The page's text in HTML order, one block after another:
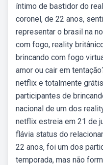
íntimo de bastidor do
coronel, de 22 anos,
representar o brasil na
com fogo, reality
brincando com fogo
amor ou cair em
netflix e totalmente
participantes de
nacional de um dos
netflix estreia em 21 de
flávia status do
22 anos, foi um dos
temporada, mas não